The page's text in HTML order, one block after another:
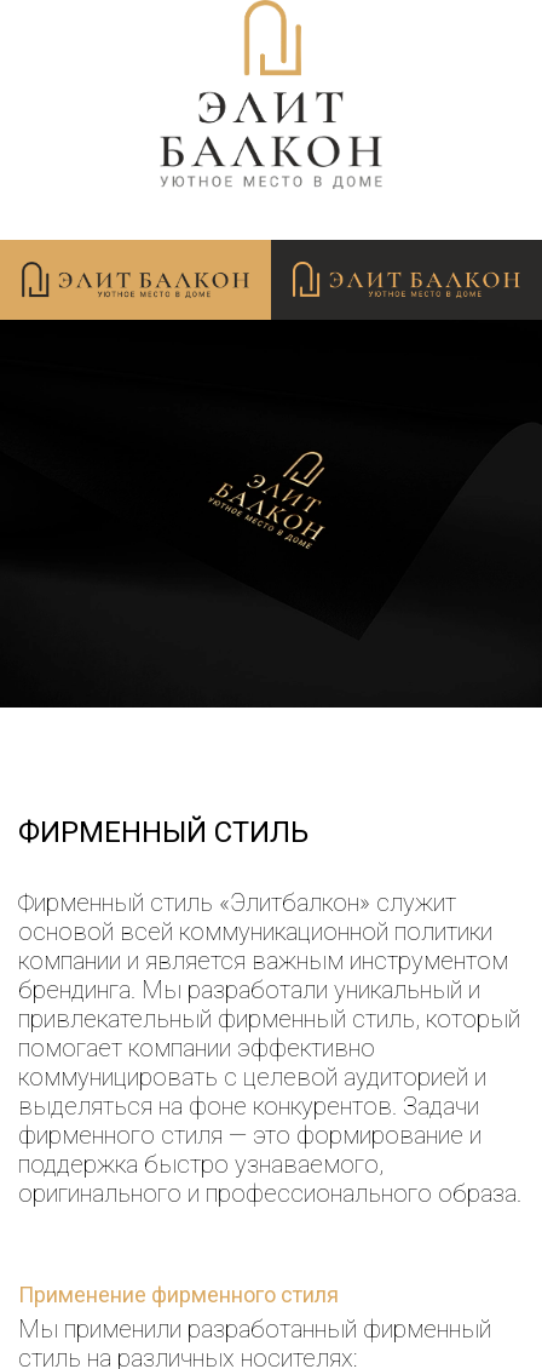
ФИРМЕННЫЙ СТИЛЬ
Фирменный стиль «Элитбалкон» служит
основой всей коммуникационной политики
компании и является важным инструментом
брендинга. Мы разработали уникальный и
привлекательный фирменный стиль, который
помогает компании эффективно
коммуницировать с целевой аудиторией и
выделяться на фоне конкурентов. Задачи
фирменного стиля — это формирование и
поддержка быстро узнаваемого,
оригинального и профессионального образа.
Применение фирменного стиля
Мы применили разработанный фирменный
стиль на различных носителях: